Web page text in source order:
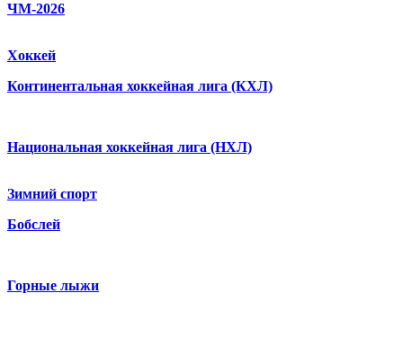
ЧМ-2026
Хоккей
Континентальная хоккейная лига (КХЛ)
Национальная хоккейная лига (НХЛ)
Зимний спорт
Бобслей
Горные лыжи